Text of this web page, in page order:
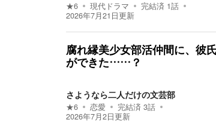
★6 現代ドラマ 完結済 1話
2026年7月21日更新
腐れ縁美少女部活仲間に、彼氏
ができた……？
さようなら二人だけの文芸部
★6 恋愛 完結済 3話
2026年7月2日更新